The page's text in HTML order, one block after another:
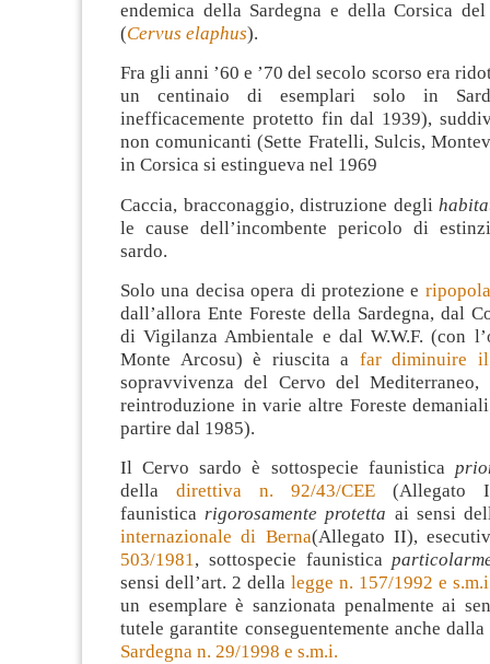
endemica della Sardegna e della Corsica
(Cervus elaphus).
Fra gli anni ’60 e ’70 del secolo scorso era
un centinaio di esemplari solo in
inefficacemente protetto fin dal 1939),
non comunicanti (Sette Fratelli, Sulcis,
in Corsica si estingueva nel 1969
Caccia, bracconaggio, distruzione degli
le cause dell’incombente pericolo di
sardo.
Solo una decisa opera di protezione e
dall’allora Ente Foreste della Sardegna, dal
di Vigilanza Ambientale e dal W.W.F. (con
Monte Arcosu) è riuscita a far diminuire
sopravvivenza del Cervo del Mediterraneo,
reintroduzione in varie altre Foreste
partire dal 1985).
Il Cervo sardo è sottospecie faunistica
della direttiva n. 92/43/CEE (Allegato
faunisticarigorosamente protetta ai sensi
internazionale di Berna(Allegato II),
503/1981, sottospecie faunistica
sensi dell’art. 2 della legge n. 157/1992 e
un esemplare è sanzionata penalmente ai
tutele garantite conseguentemente anche dalla
Sardegna n. 29/1998 e s.m.i.